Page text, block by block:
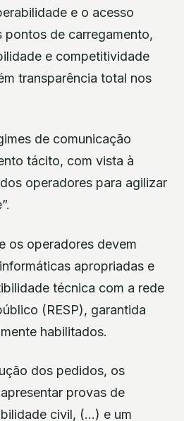
e o acesso
pontos de carregamento,
e competitividade
transparência total nos
de comunicação
tácito, com vista à
operadores para agilizar
os operadores devem
apropriadas e
técnica com a rede
(RESP), garantida
habilitados.
dos pedidos, os
provas de
civil, (…) e um